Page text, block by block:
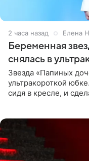
2 часа назад Елена
Беременная
снялась в
Звезда «Папиных
ультракороткой
сидя в кресле, и